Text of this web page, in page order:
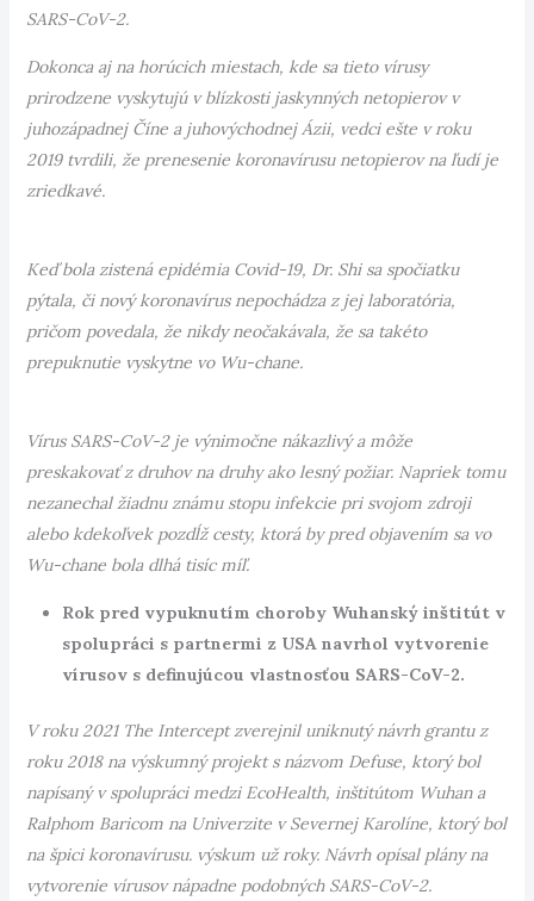
SARS-CoV-2.
Dokonca aj na horúcich miestach, kde sa tieto vírusy
prirodzene vyskytujú v blízkosti jaskynných netopierov v
juhozápadnej Číne a juhovýchodnej Ázii, vedci ešte v roku
2019 tvrdili, že prenesenie koronavírusu netopierov na ľudí je
zriedkavé.
Keď bola zistená epidémia Covid-19, Dr. Shi sa spočiatku
pýtala, či nový koronavírus nepochádza z jej laboratória,
pričom povedala, že nikdy neočakávala, že sa takéto
prepuknutie vyskytne vo Wu-chane.
Vírus SARS-CoV-2 je výnimočne nákazlivý a môže
preskakovať z druhov na druhy ako lesný požiar. Napriek tomu
nezanechal žiadnu známu stopu infekcie pri svojom zdroji
alebo kdekoľvek pozdĺž cesty, ktorá by pred objavením sa vo
Wu-chane bola dlhá tisíc míľ.
Rok pred vypuknutím choroby Wuhanský inštitút v
spolupráci s partnermi z USA navrhol vytvorenie
vírusov s definujúcou vlastnosťou SARS-CoV-2.
V roku 2021 The Intercept zverejnil uniknutý návrh grantu z
roku 2018 na výskumný projekt s názvom Defuse, ktorý bol
napísaný v spolupráci medzi EcoHealth, inštitútom Wuhan a
Ralphom Baricom na Univerzite v Severnej Karolíne, ktorý bol
na špici koronavírusu. výskum už roky. Návrh opísal plány na
vytvorenie vírusov nápadne podobných SARS-CoV-2.